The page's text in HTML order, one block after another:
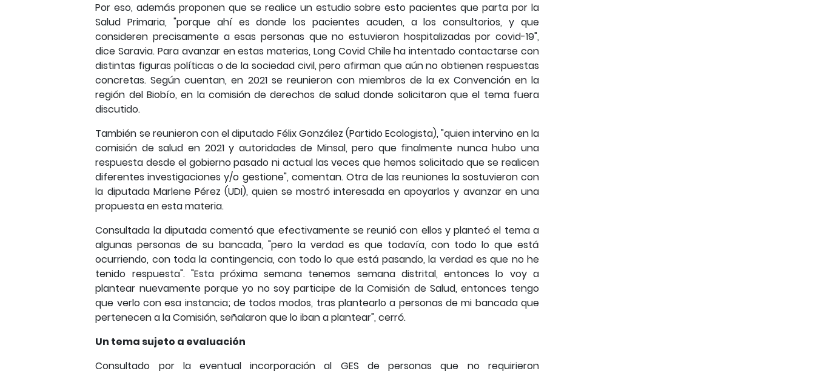
Por eso, además proponen que se realice un estudio sobre esto pacientes que parta por la
Salud Primaria, "porque ahí es donde los pacientes acuden, a los consultorios, y que
consideren precisamente a esas personas que no estuvieron hospitalizadas por covid-19",
dice Saravia. Para avanzar en estas materias, Long Covid Chile ha intentado contactarse con
distintas figuras políticas o de la sociedad civil, pero afirman que aún no obtienen respuestas
concretas. Según cuentan, en 2021 se reunieron con miembros de la ex Convención en la
región del Biobío, en la comisión de derechos de salud donde solicitaron que el tema fuera
discutido.
También se reunieron con el diputado Félix González (Partido Ecologista), "quien intervino en la
comisión de salud en 2021 y autoridades de Minsal, pero que finalmente nunca hubo una
respuesta desde el gobierno pasado ni actual las veces que hemos solicitado que se realicen
diferentes investigaciones y/o gestione", comentan. Otra de las reuniones la sostuvieron con
la diputada Marlene Pérez (UDI), quien se mostró interesada en apoyarlos y avanzar en una
propuesta en esta materia.
Consultada la diputada comentó que efectivamente se reunió con ellos y planteó el tema a
algunas personas de su bancada, "pero la verdad es que todavía, con todo lo que está
ocurriendo, con toda la contingencia, con todo lo que está pasando, la verdad es que no he
tenido respuesta". "Esta próxima semana tenemos semana distrital, entonces lo voy a
plantear nuevamente porque yo no soy participe de la Comisión de Salud, entonces tengo
que verlo con esa instancia; de todos modos, tras plantearlo a personas de mi bancada que
pertenecen a la Comisión, señalaron que lo iban a plantear", cerró.
Un tema sujeto a evaluación
Consultado por la eventual incorporación al GES de personas que no requirieron